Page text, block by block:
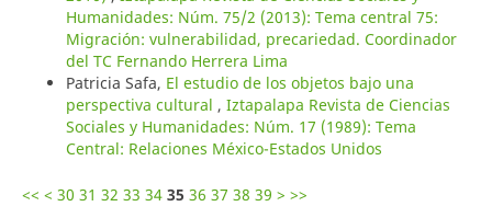
Humanidades: Núm. 75/2 (2013): Tema central 75:
Migración: vulnerabilidad, precariedad. Coordinador
del TC Fernando Herrera Lima
Patricia Safa, El estudio de los objetos bajo una
perspectiva cultural , Iztapalapa Revista de Ciencias
Sociales y Humanidades: Núm. 17 (1989): Tema
Central: Relaciones México-Estados Unidos
<< < 30 31 32 33 34 35 36 37 38 39 > >>